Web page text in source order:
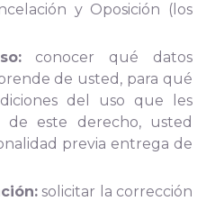
y Oposición (los
conocer qué datos
de usted, para qué
del uso que les
de este derecho, usted
previa entrega de
solicitar la corrección